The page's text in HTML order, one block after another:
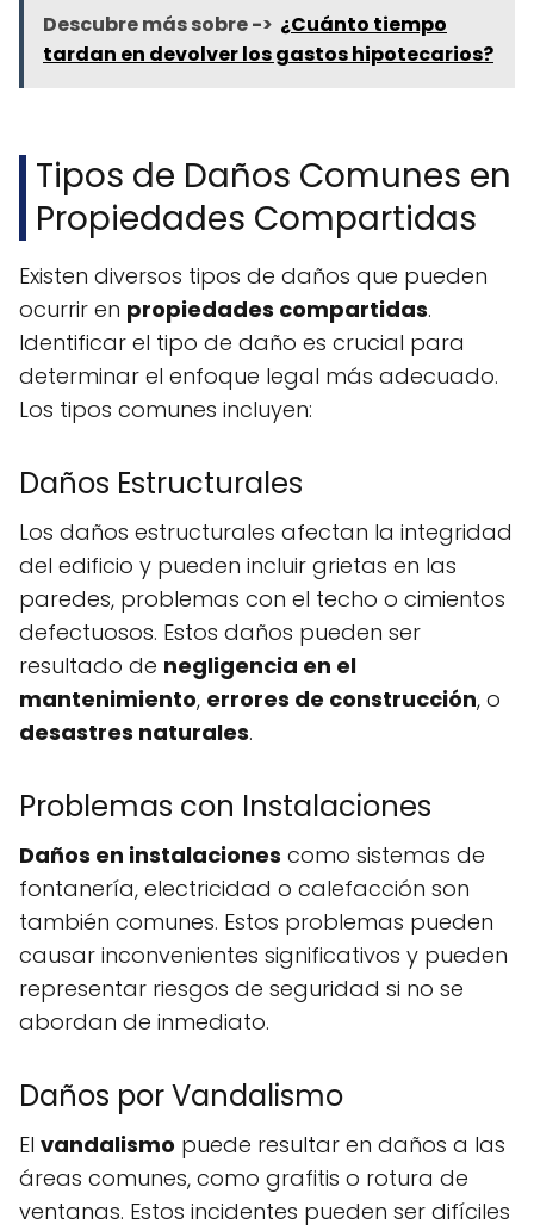
Descubre más sobre -> ¿Cuánto tiempo
tardan en devolver los gastos hipotecarios?
Tipos de Daños Comunes en
Propiedades Compartidas
Existen diversos tipos de daños que pueden
ocurrir en propiedades compartidas.
Identificar el tipo de daño es crucial para
determinar el enfoque legal más adecuado.
Los tipos comunes incluyen:
Daños Estructurales
Los daños estructurales afectan la integridad
del edificio y pueden incluir grietas en las
paredes, problemas con el techo o cimientos
defectuosos. Estos daños pueden ser
resultado de negligencia en el
mantenimiento, errores de construcción, o
desastres naturales.
Problemas con Instalaciones
Daños en instalaciones como sistemas de
fontanería, electricidad o calefacción son
también comunes. Estos problemas pueden
causar inconvenientes significativos y pueden
representar riesgos de seguridad si no se
abordan de inmediato.
Daños por Vandalismo
El vandalismo puede resultar en daños a las
áreas comunes, como grafitis o rotura de
ventanas. Estos incidentes pueden ser difíciles